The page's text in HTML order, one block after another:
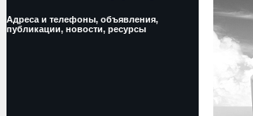
Адреса и телефоны, объявления,
публикации, новости, ресурсы